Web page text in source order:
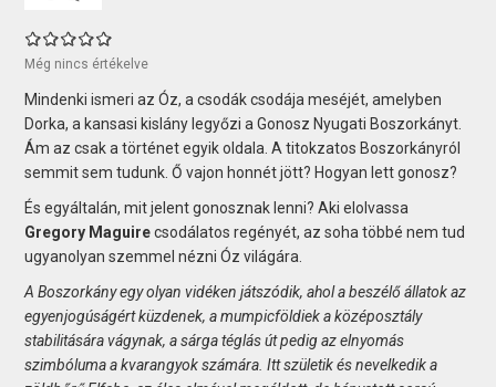
Még nincs értékelve
Mindenki ismeri az Óz, a csodák csodája meséjét, amelyben
Dorka, a kansasi kislány legyőzi a Gonosz Nyugati Boszorkányt.
Ám az csak a történet egyik oldala. A titokzatos Boszorkányról
semmit sem tudunk. Ő vajon honnét jött? Hogyan lett gonosz?
És egyáltalán, mit jelent gonosznak lenni? Aki elolvassa
Gregory Maguirecsodálatos regényét, az soha többé nem tud
ugyanolyan szemmel nézni Óz világára.
A Boszorkány egy olyan vidéken játszódik, ahol a beszélő állatok az
egyenjogúságért küzdenek, a mumpicföldiek a középosztály
stabilitására vágynak, a sárga téglás út pedig az elnyomás
szimbóluma a kvarangyok számára. Itt születik és nevelkedik a